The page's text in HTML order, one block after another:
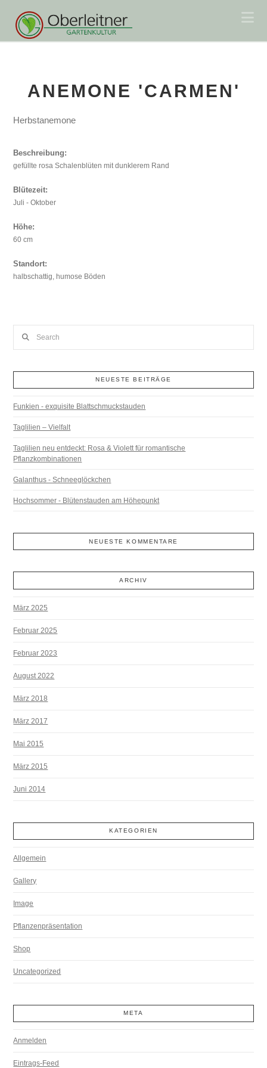
ANEMONE 'CARMEN'
Herbstanemone
Beschreibung:
gefüllte rosa Schalenblüten mit dunklerem Rand
Blütezeit:
Juli - Oktober
Höhe:
60 cm
Standort:
halbschattig, humose Böden
NEUESTE BEITRÄGE
Funkien - exquisite Blattschmuckstauden
Taglilien – Vielfalt
Taglilien neu entdeckt: Rosa & Violett für romantische
Pflanzkombinationen
Galanthus - Schneeglöckchen
Hochsommer - Blütenstauden am Höhepunkt
NEUESTE KOMMENTARE
ARCHIV
März 2025
Februar 2025
Februar 2023
August 2022
März 2018
März 2017
Mai 2015
März 2015
Juni 2014
KATEGORIEN
Allgemein
Gallery
Image
Pflanzenpräsentation
Shop
Uncategorized
META
Anmelden
Eintrags-Feed